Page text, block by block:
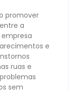
promover
a
e
ruas e
sem